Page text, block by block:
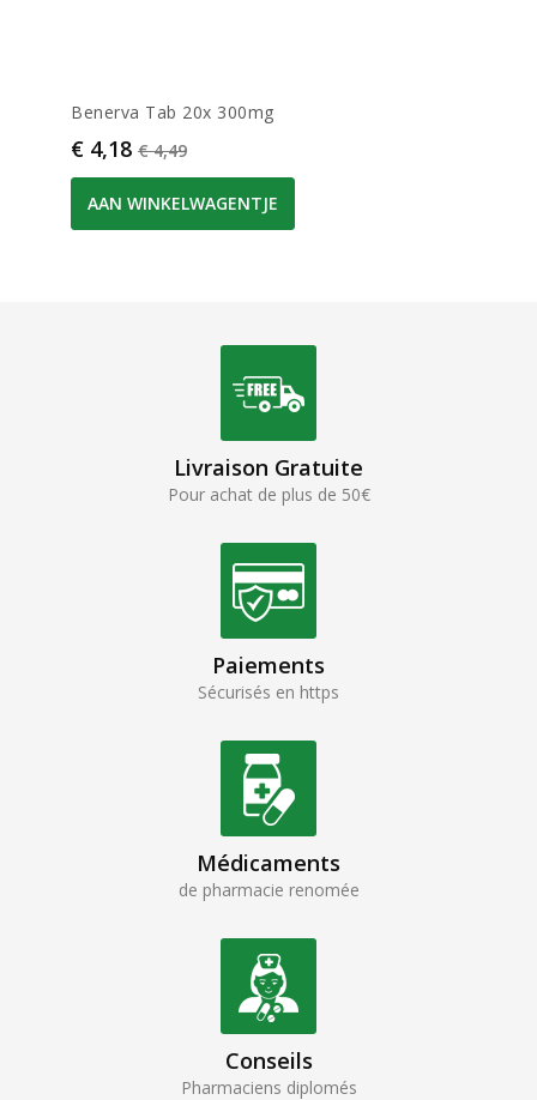
Benerva Tab 20x 300mg
Prijs
€ 4,18 Normale prijs
€ 4,49
AAN WINKELWAGENTJE
Livraison Gratuite
Pour achat de plus de 50€
Paiements
Sécurisés en https
Médicaments
de pharmacie renomée
Conseils
Pharmaciens diplomés